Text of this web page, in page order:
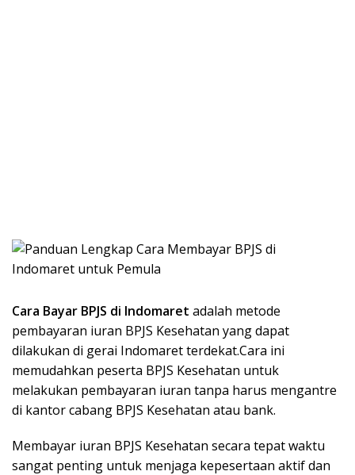
Cara Bayar BPJS di Indomaret adalah metode
pembayaran iuran BPJS Kesehatan yang dapat
dilakukan di gerai Indomaret terdekat.Cara ini
memudahkan peserta BPJS Kesehatan untuk
melakukan pembayaran iuran tanpa harus mengantre
di kantor cabang BPJS Kesehatan atau bank.
Membayar iuran BPJS Kesehatan secara tepat waktu
sangat penting untuk menjaga kepesertaan aktif dan